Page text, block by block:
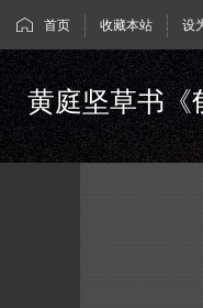
首页 收藏本站 设
黄庭坚草书《